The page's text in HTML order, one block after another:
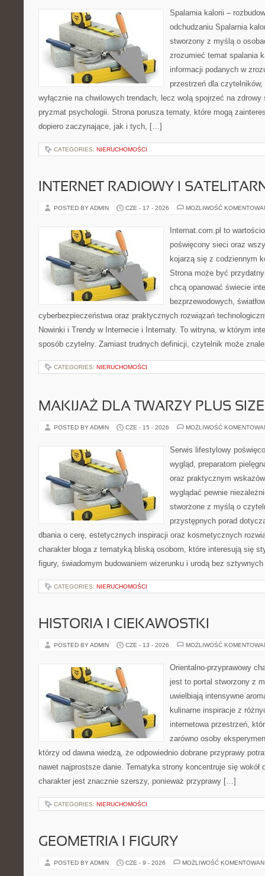
Spalarnia kalorii –
odchudzaniu Spalarnia
stworzony z myślą o
zrozumieć temat spalania
informacji podanych w
przestrzeń dla
wyłącznie na chwilowych trendach, lecz wolą spojrzeć na
pryzmat psychologii. Strona porusza tematy, które mogą
dopiero zaczynające, jak i tych, […]
CATEGORIES: NIERUCHOMOŚCI
INTERNET RADIOWY I
POSTED BY ADMIN CZE - 17 - 2026 MOŻLIWOŚĆ
Internat.com.pl to
poświęcony sieci oraz
kojarzą się z codziennym
Strona może być
chcą opanować świecie
bezprzewodowych,
cyberbezpieczeństwa oraz praktycznych rozwiązań
Nowinki i Trendy w Internecie i Internaty. To witryna, w którym
sposób czytelny. Zamiast trudnych definicji, czytelnik może
CATEGORIES: NIERUCHOMOŚCI
MAKIJAŻ DLA TWARZY PLUS SIZE
POSTED BY ADMIN CZE - 15 - 2026 MOŻLIWOŚĆ
Serwis lifestylowy
wygląd, preparatom
oraz praktycznym
wyglądać pewnie
stworzone z myślą o
przystępnych porad
dbania o cerę, estetycznych inspiracji oraz kosmetycznych
charakter bloga z tematyką bliską osobom, które interesują się
figury, świadomym budowaniem wizerunku i urodą bez
CATEGORIES: NIERUCHOMOŚCI
HISTORIA I CIEKAWOSTKI
POSTED BY ADMIN CZE - 13 - 2026 MOŻLIWOŚĆ
Orientalno-przyprawowy
jest to portal stworzony z
uwielbiają intensywne
kulinarne inspiracje z
internetowa przestrzeń,
zarówno osoby
którzy od dawna wiedzą, że odpowiednio dobrane przyprawy
nawet najprostsze danie. Tematyka strony koncentruje się wokół
charakter jest znacznie szerszy, ponieważ przyprawy […]
CATEGORIES: NIERUCHOMOŚCI
GEOMETRIA I FIGURY
POSTED BY ADMIN CZE - 9 - 2026 MOŻLIWOŚĆ